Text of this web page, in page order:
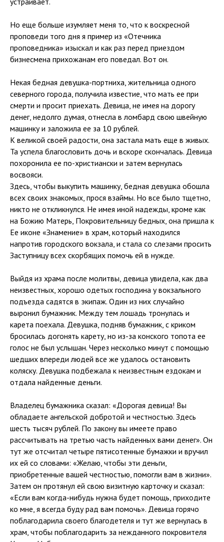
Но еще больше изумляет меня то, что к воскресной
проповеди того дня я пример из «Отечника
проповедника» изыскал и как раз перед приездом
бизнесмена прихожанам его поведал. Вот он.
Некая бедная девушка-портниха, жительница одного
северного города, получила известие, что мать ее при
смерти и просит приехать. Девица, не имея на дорогу
денег, недолго думая, отнесла в ломбард свою швейную
машинку и заложила ее за 10 рублей.
К великой своей радости, она застала мать еще в живых.
Та успела благословить дочь и вскоре скончалась. Девица
похоронила ее по-христиански и затем вернулась
восвояси.
Здесь, чтобы выкупить машинку, бедная девушка обошла
всех своих знакомых, прося взаймы. Но все было тщетно,
никто не откликнулся. Не имея иной надежды, кроме как
на Божию Матерь, Покровительницу бедных, она пришла к
Ее иконе «Знамение» в храм, который находился
напротив городского вокзала, и стала со слезами просить
Заступницу всех скорбящих помочь ей в нужде.
Выйдя из храма после молитвы, девица увидела, как два
неизвестных, хорошо одетых господина у вокзального
подъезда садятся в экипаж. Один из них случайно
выронил бумажник. Между тем лошадь тронулась и
карета поехала. Девушка, подняв бумажник, с криком
бросилась догонять карету, но из-за конского топота ее
голос не был услышан. Через несколько минут с помощью
шедших впереди людей все же удалось остановить
коляску. Девушка подбежала к неизвестным ездокам и
отдала найденные деньги.
Владелец бумажника сказал: «Дорогая девица! Вы
обладаете ангельской добротой и честностью. Здесь
шесть тысяч рублей. По закону вы имеете право
рассчитывать на третью часть найденных вами денег». Он
тут же отсчитал четыре пятисотенные бумажки и вручил
их ей со словами: «Желаю, чтобы эти деньги,
приобретенные вашей честностью, помогли вам в жизни».
Затем он протянул ей свою визитную карточку и сказал:
«Если вам когда-нибудь нужна будет помощь, приходите
ко мне, я всегда буду рад вам помочь». Девица горячо
поблагодарила своего благодетеля и тут же вернулась в
храм, чтобы поблагодарить за нежданного покровителя